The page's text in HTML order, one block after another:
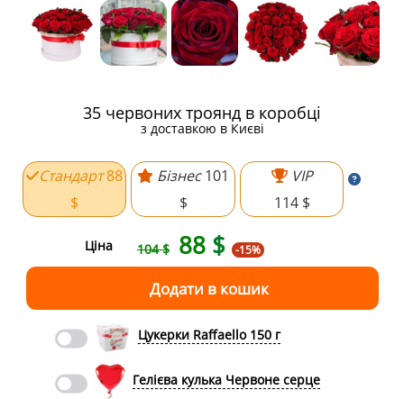
35 червоних троянд в коробці
з доставкою в Києві
Стандарт 88
$
Бізнес 101
$
VIP
114 $
Ціна 104 $ 88 $ -15%
Цукерки Raffaello 150 г
Гелієва кулька Червоне серце